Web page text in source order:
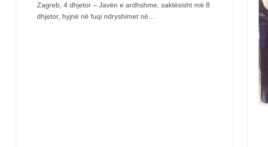
Zagreb, 4 dhjetor – Javën e ardhshme, saktësisht më 8
dhjetor, hyjnë në fuqi ndryshimet në…